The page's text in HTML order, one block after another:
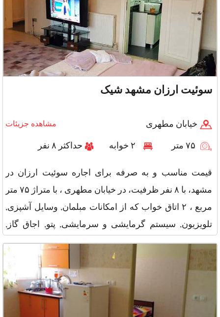
سوئیت ارزان مشهد شیک
خیابان مطهری مشاهده جزیئات
حداکثر ۸ نفر
قیمت مناسب و به صرفه برای اجاره سوئیت ارزان در
مشهد، با ۸ نفر ظرفیت، در خیابان مطهری ، با متراژ ۷۵ متر
مربع ، ۲ اتاق خواب که از امکانات مبلمان, وسایل آشپزی,
تلویزیون, سیستم گرمایشی و سرمایشی, پتو, اجاق گاز,
یخچال و سایر